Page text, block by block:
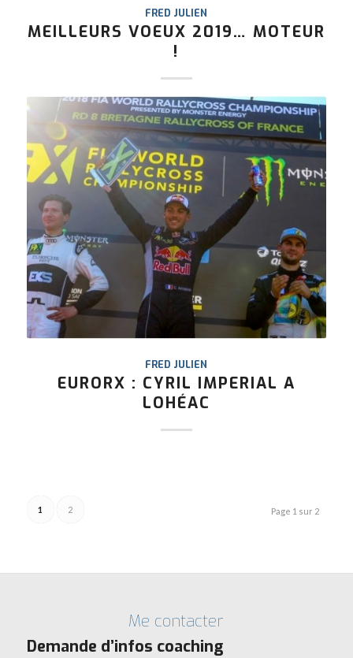
FRED JULIEN
MEILLEURS VOEUX 2019… MOTEUR
!
FRED JULIEN
EURORX : CYRIL IMPERIAL A
LOHÉAC
Page 1 sur 2
1 2
Me contacter
Demande d’infos coaching